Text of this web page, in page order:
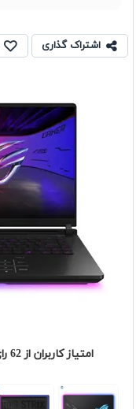
اشتراک گذاری
امتیاز کاربران از62